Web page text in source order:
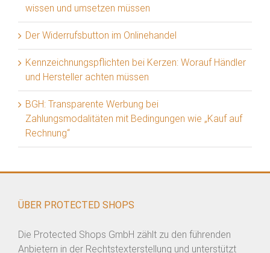
wissen und umsetzen müssen
Der Widerrufsbutton im Onlinehandel
Kennzeichnungspflichten bei Kerzen: Worauf Händler
und Hersteller achten müssen
BGH: Transparente Werbung bei
Zahlungsmodalitäten mit Bedingungen wie „Kauf auf
Rechnung“
ÜBER PROTECTED SHOPS
Die Protected Shops GmbH zählt zu den führenden
Anbietern in der Rechtstexterstellung und unterstützt